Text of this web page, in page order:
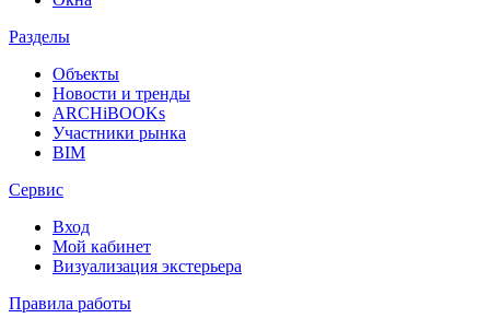
Разделы
Объекты
Новости и тренды
ARCHiBOOKs
Участники рынка
BIM
Сервис
Вход
Мой кабинет
Визуализация экстерьера
Правила работы